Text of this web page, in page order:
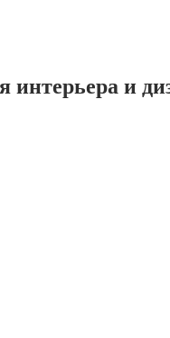
интерьера и